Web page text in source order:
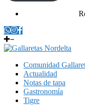
Comunidad
Actualidad
Notas de tapa
Gastronomía
Tigre